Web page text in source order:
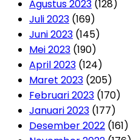
Agustus 2023 (128)
Juli 2023 (169)
Juni 2023 (145)
Mei 2023 (190)
April 2023 (124)
Maret 2023 (205)
Februari 2023 (170)
Januari 2023 (177)
Desember 2022 (161)